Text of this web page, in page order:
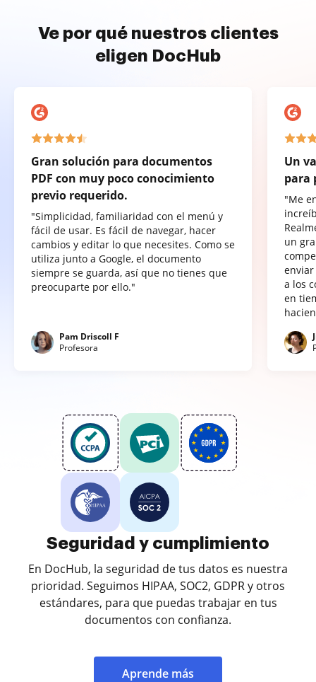
Ve por qué nuestros clientes
eligen DocHub
Gran solución para documentos
PDF con muy poco conocimiento
previo requerido.
"Simplicidad, familiaridad con el menú y
fácil de usar. Es fácil de navegar, hacer
cambios y editar lo que necesites. Como se
utiliza junto a Google, el documento
siempre se guarda, así que no tienes que
preocuparte por ello."
Pam Driscoll F
Profesora
Un
para
"Me
un
a los
en
Seguridad y cumplimiento
En DocHub, la seguridad de tus datos es nuestra
prioridad. Seguimos HIPAA, SOC2, GDPR y otros
estándares, para que puedas trabajar en tus
documentos con confianza.
Aprende más